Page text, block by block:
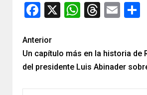
Facebook
X WhatsApp
Threads
Anterior
Un capítulo más en la his­toria
del presidente Luis Abinader